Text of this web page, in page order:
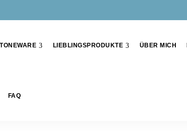
LIEBLINGSPRODUKTE ÜBER MICH
FAQ